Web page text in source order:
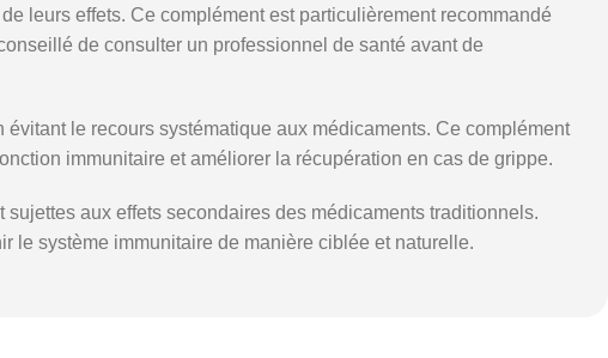
leurs effets. Ce complément est particulièrement recommandé
de consulter un professionnel de santé avant de
le recours systématique aux médicaments. Ce complément
immunitaire et améliorer la récupération en cas de grippe.
aux effets secondaires des médicaments traditionnels.
le système immunitaire de manière ciblée et naturelle.